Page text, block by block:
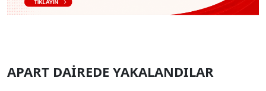
APART DAİREDE YAKALANDILAR